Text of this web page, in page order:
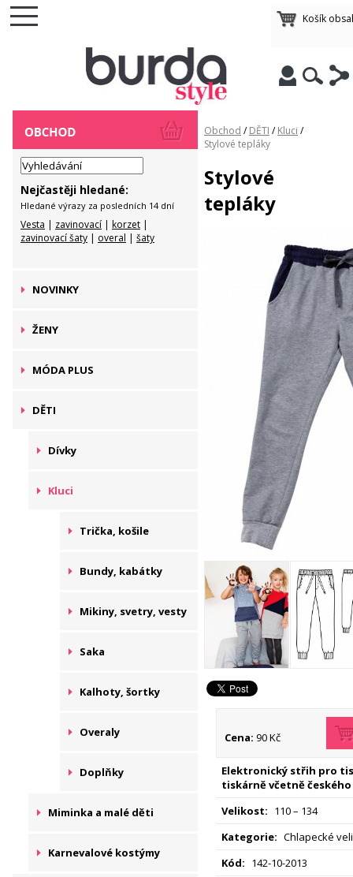
Košík
Nejčastěji hledané:
Hledané výrazy za posledních 14 dní
Vesta | zavinovací | korzet |
zavinovací šaty | overal | šaty
NOVINKY
ŽENY
MÓDA PLUS
DĚTI
Dívky
Kluci
Trička, košile
Bundy, kabátky
Mikiny, svetry, vesty
Saka
Kalhoty, šortky
Overaly
Doplňky
Miminka a malé děti
Karnevalové kostýmy
Obchod / DĚTI / Kluci /
Stylové tepláky
Stylové
tepláky
Cena: 90 Kč
Elektronický střih pro
tiskárně včetně českého
Velikost: 110 – 134
Kategorie: Chlapecké
Kód: 142-10-2013